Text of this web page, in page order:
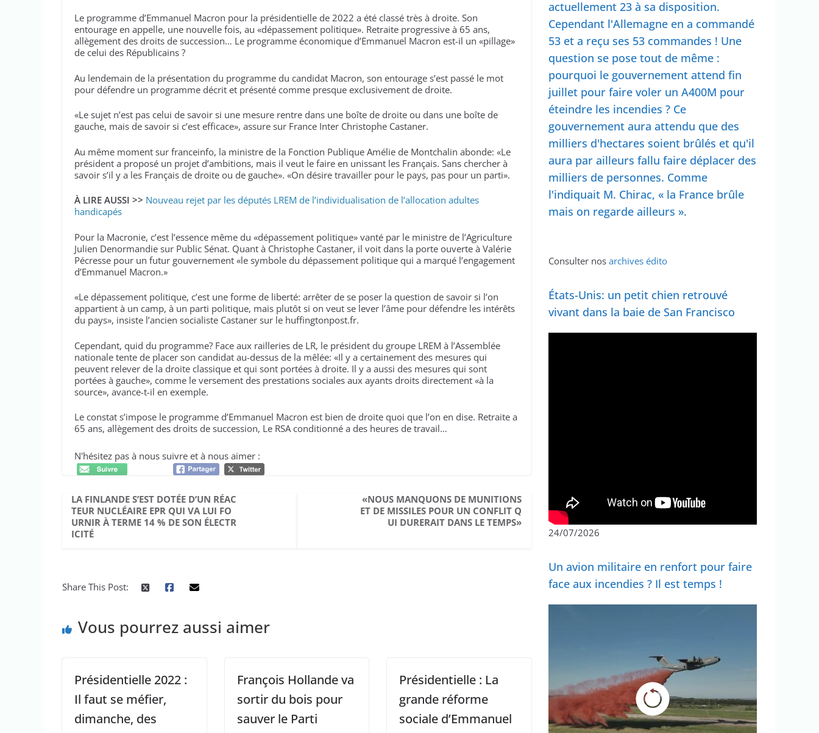
Le programme d’Emmanuel Macron pour la présidentielle de 2022 a été classé très à droite. Son
entourage en appelle, une nouvelle fois, au «dépassement politique». Retraite progressive à 65 ans,
allègement des droits de succession… Le programme économique d’Emmanuel Macron est-il un «pillage»
de celui des Républicains ?
Au lendemain de la présentation du programme du candidat Macron, son entourage s’est passé le mot
pour défendre un programme décrit et présenté comme presque exclusivement de droite.
«Le sujet n’est pas celui de savoir si une mesure rentre dans une boîte de droite ou dans une boîte de
gauche, mais de savoir si c’est efficace», assure sur France Inter Christophe Castaner.
Au même moment sur franceinfo, la ministre de la Fonction Publique Amélie de Montchalin abonde: «Le
président a proposé un projet d’ambitions, mais il veut le faire en unissant les Français. Sans chercher à
savoir s’il y a les Français de droite ou de gauche». «On désire travailler pour le pays, pas pour un parti».
À LIRE AUSSI >> Nouveau rejet par les députés LREM de l’individualisation de l’allocation adultes
handicapés
Pour la Macronie, c’est l’essence même du «dépassement politique» vanté par le ministre de l’Agriculture
Julien Denormandie sur Public Sénat. Quant à Christophe Castaner, il voit dans la porte ouverte à Valérie
Pécresse pour un futur gouvernement «le symbole du dépassement politique qui a marqué l’engagement
d’Emmanuel Macron.»
«Le dépassement politique, c’est une forme de liberté: arrêter de se poser la question de savoir si l’on
appartient à un camp, à un parti politique, mais plutôt si on veut se lever l’âme pour défendre les intérêts
du pays», insiste l’ancien socialiste Castaner sur le huffingtonpost.fr.
Cependant, quid du programme? Face aux railleries de LR, le président du groupe LREM à l’Assemblée
nationale tente de placer son candidat au-dessus de la mêlée: «Il y a certainement des mesures qui
peuvent relever de la droite classique et qui sont portées à droite. Il y a aussi des mesures qui sont
portées à gauche», comme le versement des prestations sociales aux ayants droits directement «à la
source», avance-t-il en exemple.
Le constat s’impose le programme d’Emmanuel Macron est bien de droite quoi que l’on en dise. Retraite a
65 ans, allègement des droits de succession, Le RSA conditionné a des heures de travail…
N'hésitez pas à nous suivre et à nous aimer :
LA FINLANDE S’EST DOTÉE D’UN RÉAC
TEUR NUCLÉAIRE EPR QUI VA LUI FO
URNIR À TERME 14 % DE SON ÉLECTR
ICITÉ
«NOUS MANQUONS DE MUNITIONS
ET DE MISSILES POUR UN CONFLIT Q
UI DURERAIT DANS LE TEMPS»
Share This Post:
Vous pourrez aussi aimer
Présidentielle 2022 :
Il faut se méfier,
dimanche, des
François Hollande va
sortir du bois pour
sauver le Parti
Présidentielle : La
grande réforme
sociale d’Emmanuel
actuellement 23 à sa disposition.
Cependant l'Allemagne en a commandé
53 et a reçu ses 53 commandes ! Une
question se pose tout de même :
pourquoi le gouvernement attend fin
juillet pour faire voler un A400M pour
éteindre les incendies ? Ce
gouvernement aura attendu que des
milliers d'hectares soient brûlés et qu'il
aura par ailleurs fallu faire déplacer des
milliers de personnes. Comme
l'indiquait M. Chirac, « la France brûle
mais on regarde ailleurs ».
Consulter nos archives édito
États-Unis: un petit chien retrouvé
vivant dans la baie de San Francisco
24/07/2026
Un avion militaire en renfort pour faire
face aux incendies ? Il est temps !